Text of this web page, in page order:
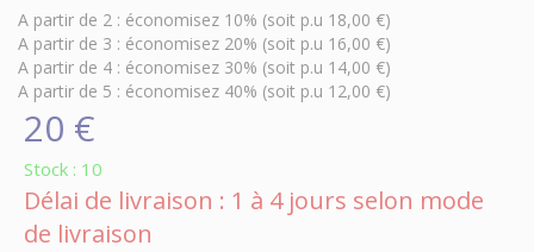
A partir de 2 : économisez 10% (soit p.u 18,00 €)
A partir de 3 : économisez 20% (soit p.u 16,00 €)
A partir de 4 : économisez 30% (soit p.u 14,00 €)
A partir de 5 : économisez 40% (soit p.u 12,00 €)
20 €
Stock : 10
Délai de livraison : 1 à 4 jours selon mode
de livraison